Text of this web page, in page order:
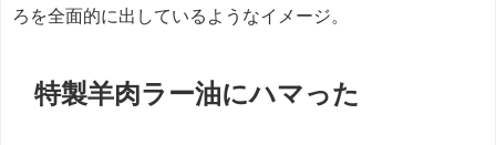
ろを全面的に出しているようなイメージ。
特製羊肉ラー油にハマった